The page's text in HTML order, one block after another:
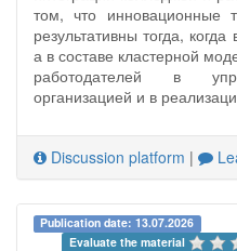
том, что инновационные
результативны тогда,
а в составе кластерной
работодателей в
организацией и в
Discussion platform |
Publication date: 13.07.2026
Evaluate the material